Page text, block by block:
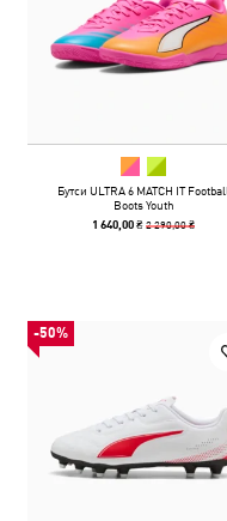
Бутси ULTRA 6 MATCH IT Football
Boots Youth
1 640,00 ₴2 290,00 ₴
-50%